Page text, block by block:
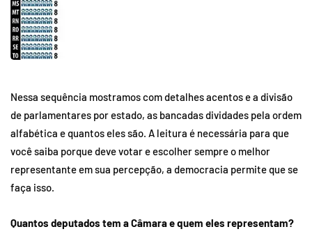
Nessa sequência mostramos com detalhes acentos e a divisão
de parlamentares por estado, as bancadas dividades pela ordem
alfabética e quantos eles são. A leitura é necessária para que
você saiba porque deve votar e escolher sempre o melhor
representante em sua percepção, a democracia permite que se
faça isso.
Quantos deputados tem a Câmara e quem eles representam?